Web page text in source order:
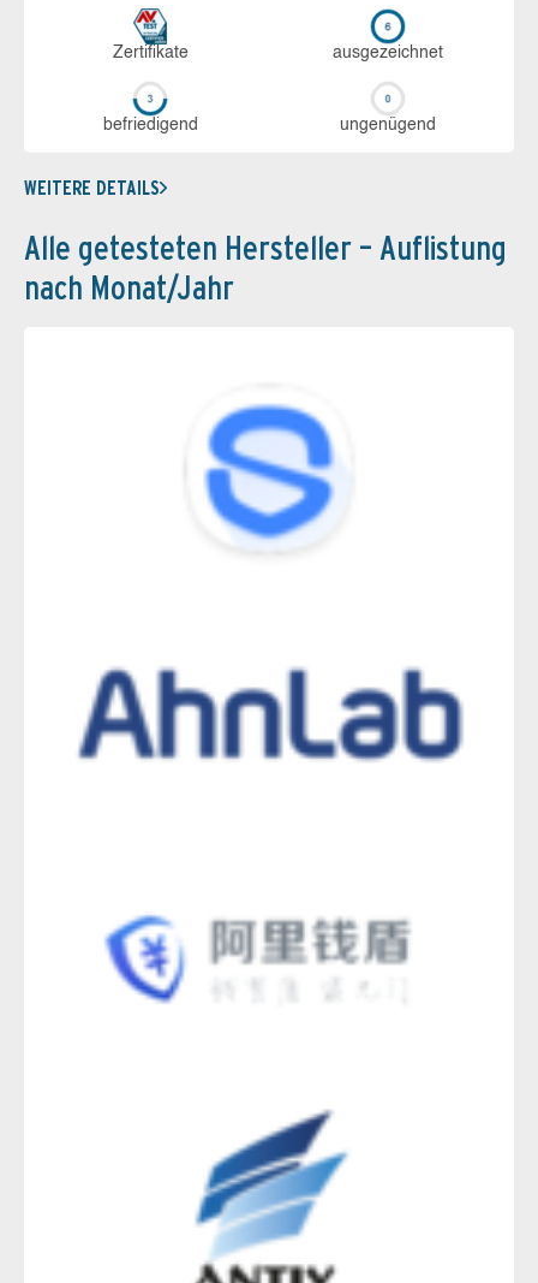
Zerti­fikate aus­ge­zeich­net
be­frie­di­gend un­ge­nü­gend
WEITERE DETAILS
Alle getesteten Hersteller – Auflistung
nach Monat/Jahr